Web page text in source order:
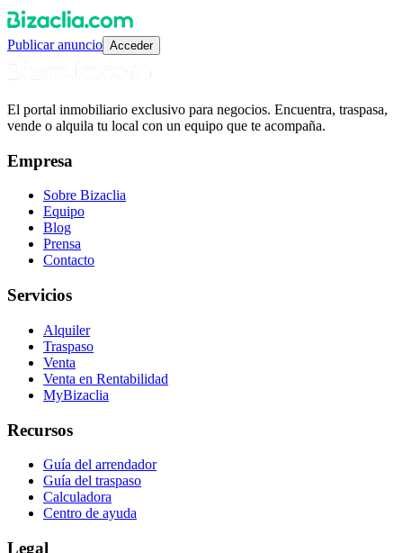
Publicar anuncio Acceder
El portal inmobiliario exclusivo para negocios. Encuentra, traspasa,
vende o alquila tu local con un equipo que te acompaña.
Empresa
Sobre Bizaclia
Equipo
Blog
Prensa
Contacto
Servicios
Alquiler
Traspaso
Venta
Venta en Rentabilidad
MyBizaclia
Recursos
Guía del arrendador
Guía del traspaso
Calculadora
Centro de ayuda
Legal